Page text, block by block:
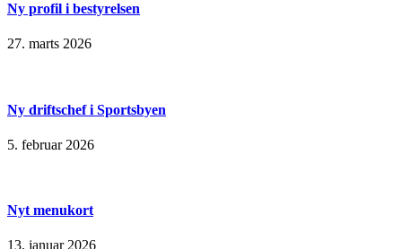
Ny profil i bestyrelsen
27. marts 2026
Ny driftschef i Sportsbyen
5. februar 2026
Nyt menukort
13. januar 2026